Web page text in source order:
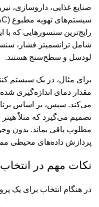
صنایع غذایی، داروسازی،
رایج‌ترین سنسورهایی که با
لودسل و سطح‌سنج هستند.
برای مثال، در یک سیستم
تصمیم می‌گیرد که مثلاً
مطلوب باقی بماند. بدون
پردازش داده‌های محیطی
نکات مهم در
در هنگام انتخاب برای یک